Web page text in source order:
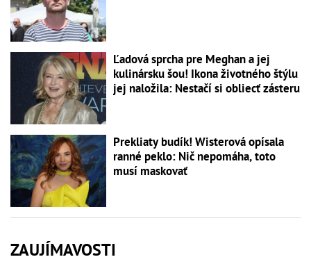
Ľadová sprcha pre Meghan a jej
kulinársku šou! Ikona životného štýlu
jej naložila: Nestačí si obliecť zásteru
Prekliaty budík! Wisterová opísala
ranné peklo: Nič nepomáha, toto
musí maskovať
ZAUJÍMAVOSTI